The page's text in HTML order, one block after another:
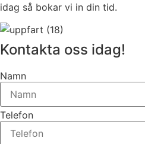
idag så bokar vi in din tid.
Kontakta oss idag!
Namn
Telefon